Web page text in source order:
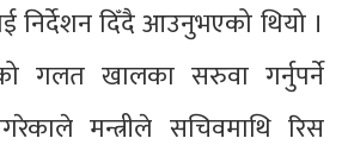
निर्देशन दिँदै आउनुभएको थियो ।
गलत खालका सरुवा गर्नुपर्ने
मन्त्रीले सचिवमाथि रिस